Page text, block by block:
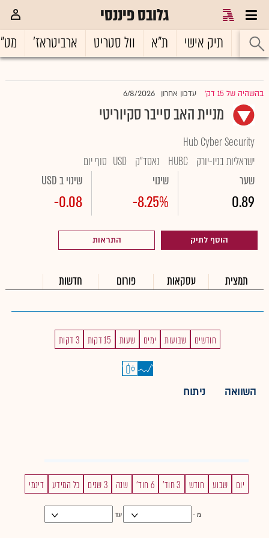
גלובס פיננסי
ראשי תיק אישי ת"א וול סטריט ארביטראז'
בהשהיה של 15 דק' עדכון אחרון 6/8/2026
מניית האב סייבר סקיוריטי
Hub Cyber Security
ישראליות בניו-יורק HUBC נאסד"ק USD סוף יום
שער
0.89
שינוי
-8.25%
שינוי ב USD
-0.08
הוסף לתיק התראות
תמצית עסקאות פורום חדשות
חודשים שבועות ימים שעות 15 דקות 3 דקות
השוואה ניתוח
יום שבוע חודש 3 חוד' 6 חוד' שנה 3 שנים כל המידע דינמי
מ - עד